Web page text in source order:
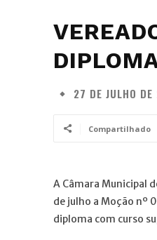
27 DE JULHO
Compartilhado
A Câmara Municipal
de julho a Moção nº
diploma com curso